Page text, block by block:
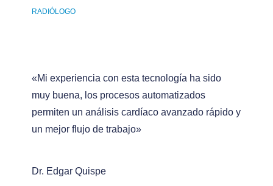
RADIÓLOGO
«Mi experiencia con esta tecnología ha sido
muy buena, los procesos automatizados
permiten un análisis cardíaco avanzado rápido y
un mejor flujo de trabajo»
Dr. Edgar Quispe